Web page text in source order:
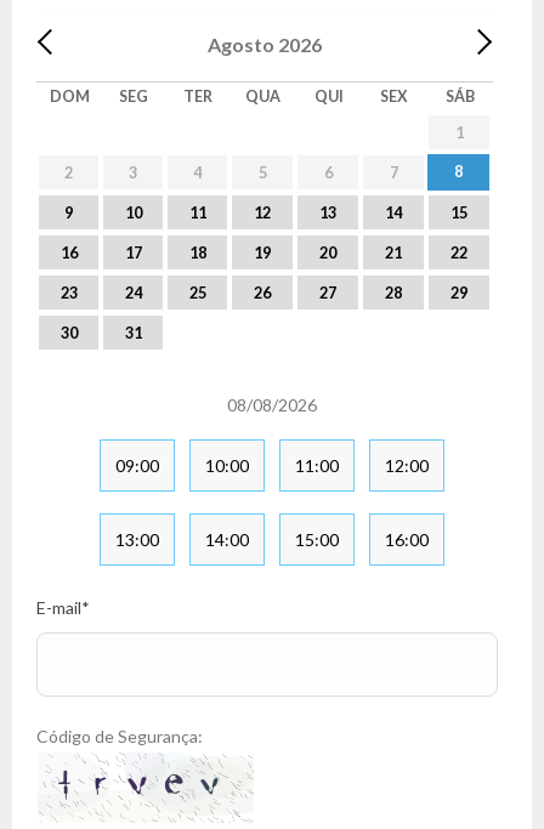
Agosto 2026
DOM SEG TER QUA QUI SEX
SÁB
1
2 3 4 5 6 7 8
9 10 11 12 13 14 15
16 17 18 19 20 21 22
23 24 25 26 27 28 29
30 31
08/08/2026
09:00 10:00 11:00 12:00
13:00 14:00 15:00 16:00
E-mail*
Código de Segurança: